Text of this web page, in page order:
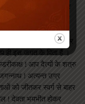
की यह बात सुनकर
में गये जहाँ भगवान
की । इन्द्र बोले :
मति, आप ही कर्त्ता और
ही इस जगत के पिता हैं ।
! आप दैत्यों के शत्रु
! अत्यन्त उग्र
को जीतकर स्वर्ग से बाहर
! देवता भयभीत होकर